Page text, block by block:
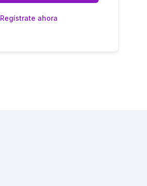
Regístrate ahora